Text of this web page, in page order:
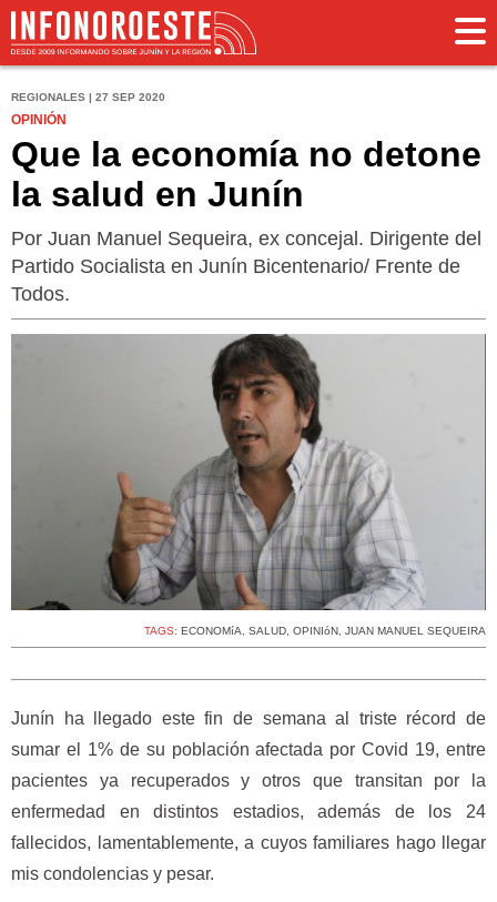
REGIONALES | 27 SEP 2020
OPINIÓN
Que la economía no detone
la salud en Junín
Por Juan Manuel Sequeira, ex concejal. Dirigente del
Partido Socialista en Junín Bicentenario/ Frente de
Todos.
TAGS: ECONOMíA, SALUD, OPINIóN, JUAN MANUEL SEQUEIRA
Junín ha llegado este fin de semana al triste récord de
sumar el 1% de su población afectada por Covid 19, entre
pacientes ya recuperados y otros que transitan por la
enfermedad en distintos estadios, además de los 24
fallecidos, lamentablemente, a cuyos familiares hago llegar
mis condolencias y pesar.